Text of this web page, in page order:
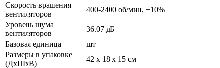
Скорость вращения
вентиляторов
400-2400 об/мин, ±10%
Уровень шума
вентиляторов
36.07 дБ
Базовая единица
шт
Размеры в упаковке
(ДхШхВ)
42 x 18 x 15 см